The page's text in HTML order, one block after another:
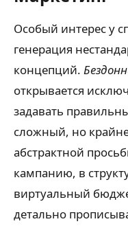
Особый интерес у
генерация
концепций.
открывается
задавать
сложный, но
абстрактной
кампанию, в
виртуальный
детально